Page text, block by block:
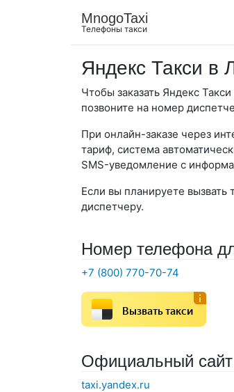
MnogoTaxi
Телефоны такси
Яндекс Такси в
Чтобы заказать Яндекс
позвоните на номер
При онлайн-заказе через
тариф, система
SMS-уведомление с
Если вы планируете
диспетчеру.
Номер телефона
+7 (800) 770-70-74
Вызвать такси
Официальный сайт
taxi.yandex.ru